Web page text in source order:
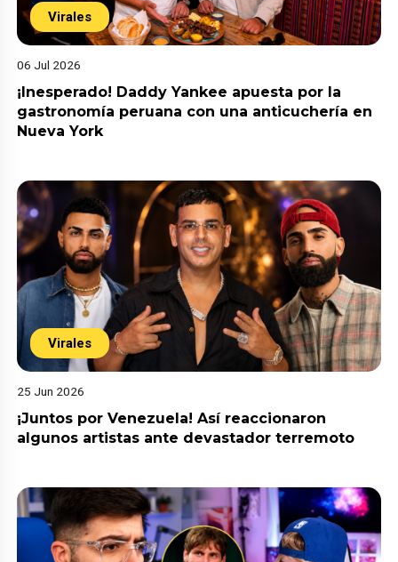
Virales
06 Jul 2026
¡Inesperado! Daddy Yankee apuesta por la
gastronomía peruana con una anticuchería en
Nueva York
Virales
25 Jun 2026
¡Juntos por Venezuela! Así reaccionaron
algunos artistas ante devastador terremoto